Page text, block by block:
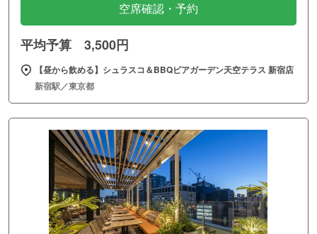
空席確認・予約
平均予算 3,500円
【昼から飲める】シュラスコ＆BBQビアガーデン天空テラス 新宿店
新宿駅／東京都